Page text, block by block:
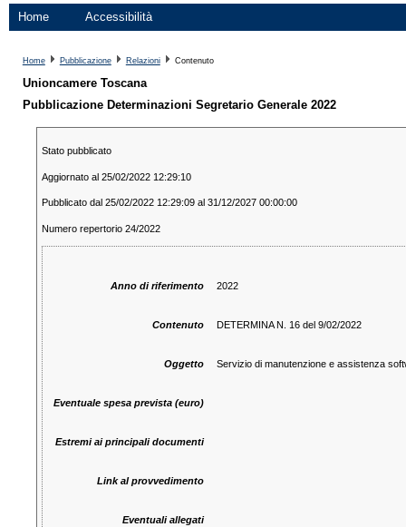
Home Accessibilità
Home Pubblicazione Relazioni Contenuto
Unioncamere Toscana
Pubblicazione Determinazioni Segretario Generale 2022
Stato pubblicato
Aggiornato al 25/02/2022 12:29:10
Pubblicato dal 25/02/2022 12:29:09 al 31/12/2027 00:00:00
Numero repertorio 24/2022
Anno di riferimento 2022
Contenuto DETERMINA N. 16 del 9/02/2022
Oggetto Servizio di manutenzione e assistenza
Eventuale spesa prevista (euro)
Estremi ai principali documenti
Link al provvedimento
Eventuali allegati